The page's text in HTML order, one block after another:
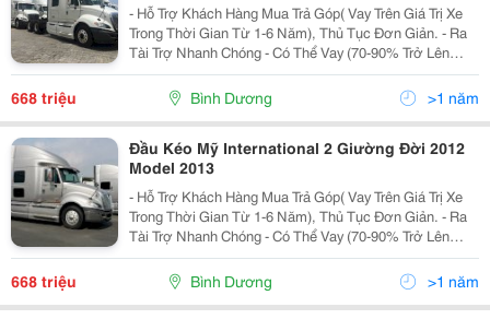
- Hỗ Trợ Khách Hàng Mua Trả Góp( Vay Trên Giá Trị Xe
Trong Thời Gian Từ 1-6 Năm), Thủ Tục Đơn Giản. - Ra
Tài Trợ Nhanh Chóng - Có Thể Vay (70-90% Trở Lên
Giúp Khách Hàng, Lãi Suất Thấp) - Giao Xe Tận Nơi -
668 triệu Bình Dương >1 năm
Đầu Kéo Mỹ International 2 Giường Đời 2012
Model 2013
- Hỗ Trợ Khách Hàng Mua Trả Góp( Vay Trên Giá Trị Xe
Trong Thời Gian Từ 1-6 Năm), Thủ Tục Đơn Giản. - Ra
Tài Trợ Nhanh Chóng - Có Thể Vay (70-90% Trở Lên
Giúp Khách Hàng, Lãi Suất Thấp) - Giao Xe Tận Nơi -
668 triệu Bình Dương >1 năm